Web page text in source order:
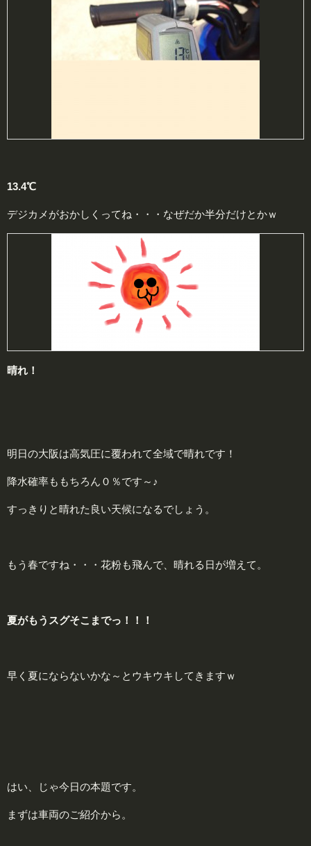
13.4℃
デジカメがおかしくってね・・・なぜだか半分だけとかｗ
晴れ！
明日の大阪は高気圧に覆われて全域で晴れです！
降水確率ももちろん０％です～♪
すっきりと晴れた良い天候になるでしょう。
もう春ですね・・・花粉も飛んで、晴れる日が増えて。
夏がもうスグそこまでっ！！！
早く夏にならないかな～とウキウキしてきますｗ
はい、じゃ今日の本題です。
まずは車両のご紹介から。